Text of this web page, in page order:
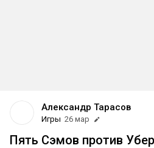
Александр Тарасов
Игры 26 мар
Пять Сэмов против